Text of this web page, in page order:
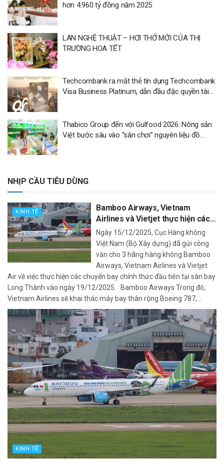
hơn 4.960 tỷ đồng năm 2025
LAN NGHỆ THUẬT – HƠI THỞ MỚI CỦA THỊ
TRƯỜNG HOA TẾT
Techcombank ra mắt thẻ tín dụng Techcombank
Visa Business Platinum, dẫn đầu đặc quyền tài
Thabico Group đến với Gulfood 2026: Nông sản
Việt bước sâu vào “sân chơi” nguyên liệu đồ
NHỊP CẦU TIÊU DÙNG
KINH TẾ
Bamboo Airways, Vietnam
Airlines và Vietjet thực hiện các
chuyến bay khai trương sân bay
Long Thành
Ngày 15/12/2025, Cục Hàng không
Việt Nam (Bộ Xây dựng) đã gửi công
văn cho 3 hãng hàng không Bamboo
Airways, Vietnam Airlines và Vietjet
Air về việc thực hiện các chuyến bay chính thức đầu tiên tại sân bay
Long Thành vào ngày 19/12/2025. Bamboo Airways Trong đó,
Vietnam Airlines sẽ khai thác máy bay thân rộng Boeing 787,...
KINH TẾ